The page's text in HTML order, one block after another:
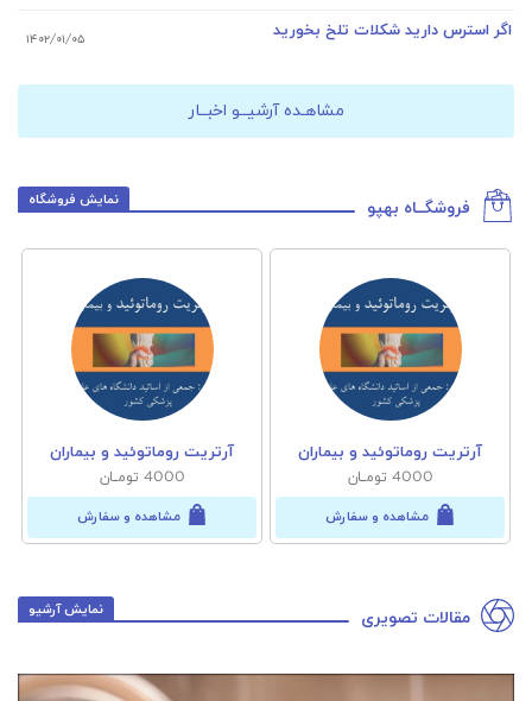
اگر استرس دارید شکلات تلخ بخورید ۱۴۰۲/۰۱/۰۵
مشاهـده آرشیــو اخبــار
فروشگــاه بهپو نمایش فروشگاه
آرتریت روماتوئید و بیماران
4000 تومــان
مشاهده و سفارش
آرتریت روماتوئید و بیماران
4000 تومــان
مشاهده و سفارش
مقالات تصویری نمایش آرشیو